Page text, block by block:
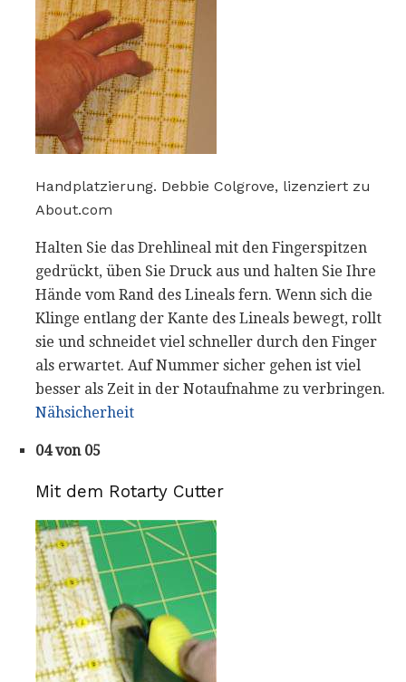
Handplatzierung. Debbie Colgrove, lizenziert zu
About.com
Halten Sie das Drehlineal mit den Fingerspitzen
gedrückt, üben Sie Druck aus und halten Sie Ihre
Hände vom Rand des Lineals fern. Wenn sich die
Klinge entlang der Kante des Lineals bewegt, rollt
sie und schneidet viel schneller durch den Finger
als erwartet. Auf Nummer sicher gehen ist viel
besser als Zeit in der Notaufnahme zu verbringen.
Nähsicherheit
04 von 05
Mit dem Rotarty Cutter